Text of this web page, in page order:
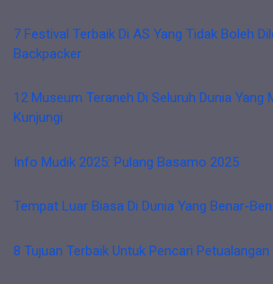
7 Festival Terbaik Di AS Yang Tidak Boleh
Backpacker
12 Museum Teraneh Di Seluruh Dunia Yang
Kunjungi
Info Mudik 2025: Pulang Basamo 2025
Tempat Luar Biasa Di Dunia Yang Benar-
8 Tujuan Terbaik Untuk Pencari Petualangan